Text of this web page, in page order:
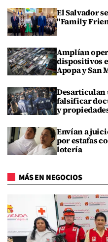
El Salvador
"Family
Amplían
dispositivos
Apopa y San
Desarticulan
falsificar
y
Envían a
por estafas
lotería
MÁS EN NEGOCIOS